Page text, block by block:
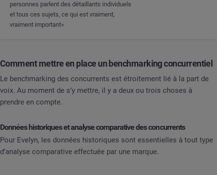
personnes parlent des détaillants individuels
et tous ces sujets, ce qui est vraiment,
vraiment important»
Comment mettre en place un benchmarking concurrentiel
Le benchmarking des concurrents est étroitement lié à la part de
voix. Au moment de s’y mettre, il y a deux ou trois choses à
prendre en compte.
Données historiques et analyse comparative des concurrents
Pour Evelyn, les données historiques sont essentielles à tout type
d’analyse comparative effectuée par une marque.